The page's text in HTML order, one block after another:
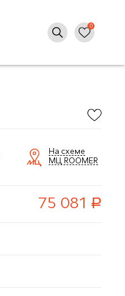
На схеме
МЦ ROOMER
75 081 руб.